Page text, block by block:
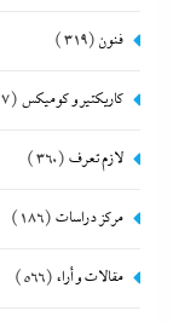
فنون (319)
كاريكتير و كوميكس (7)
لازم تعرف (360)
مركز دراسات (186)
مقالات و أراء (566)